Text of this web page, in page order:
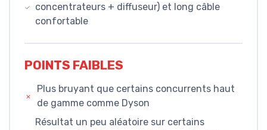
concentrateurs + diffuseur) et long câble
confortable
POINTS FAIBLES
Plus bruyant que certains concurrents haut
de gamme comme Dyson
Résultat un peu aléatoire sur certains